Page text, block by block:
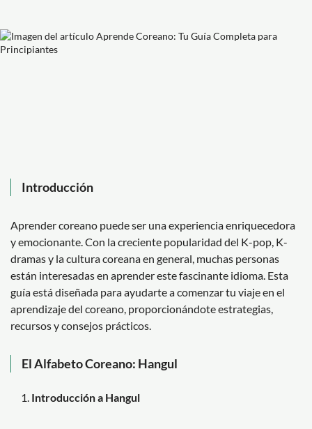
Introducción
Aprender coreano puede ser una experiencia enriquecedora
y emocionante. Con la creciente popularidad del K-pop, K-
dramas y la cultura coreana en general, muchas personas
están interesadas en aprender este fascinante idioma. Esta
guía está diseñada para ayudarte a comenzar tu viaje en el
aprendizaje del coreano, proporcionándote estrategias,
recursos y consejos prácticos.
El Alfabeto Coreano: Hangul
Introducción a Hangul